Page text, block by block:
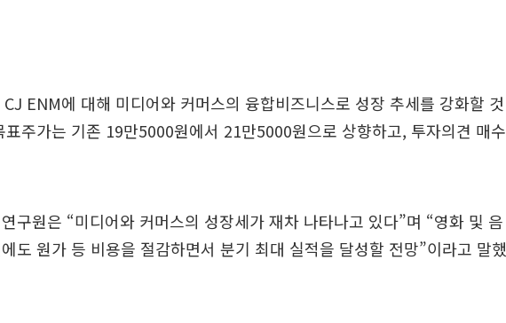
ENM에 대해 미디어와 커머스의 융합비즈니스로 성장 추세를 강화할 것
표주가는 기존 19만5000원에서 21만5000원으로 상향하고, 투자의견 매수
구원은 “미디어와 커머스의 성장세가 재차 나타나고 있다”며 “영화 및 음
도 원가 등 비용을 절감하면서 분기 최대 실적을 달성할 전망”이라고 말했